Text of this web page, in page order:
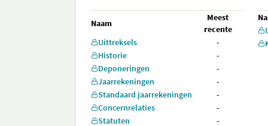
Naam
Meest
recente
Uittreksels
-
Historie
-
Deponeringen
-
Jaarrekeningen
-
Standaard jaarrekeningen
-
Concernrelaties
-
Statuten
-